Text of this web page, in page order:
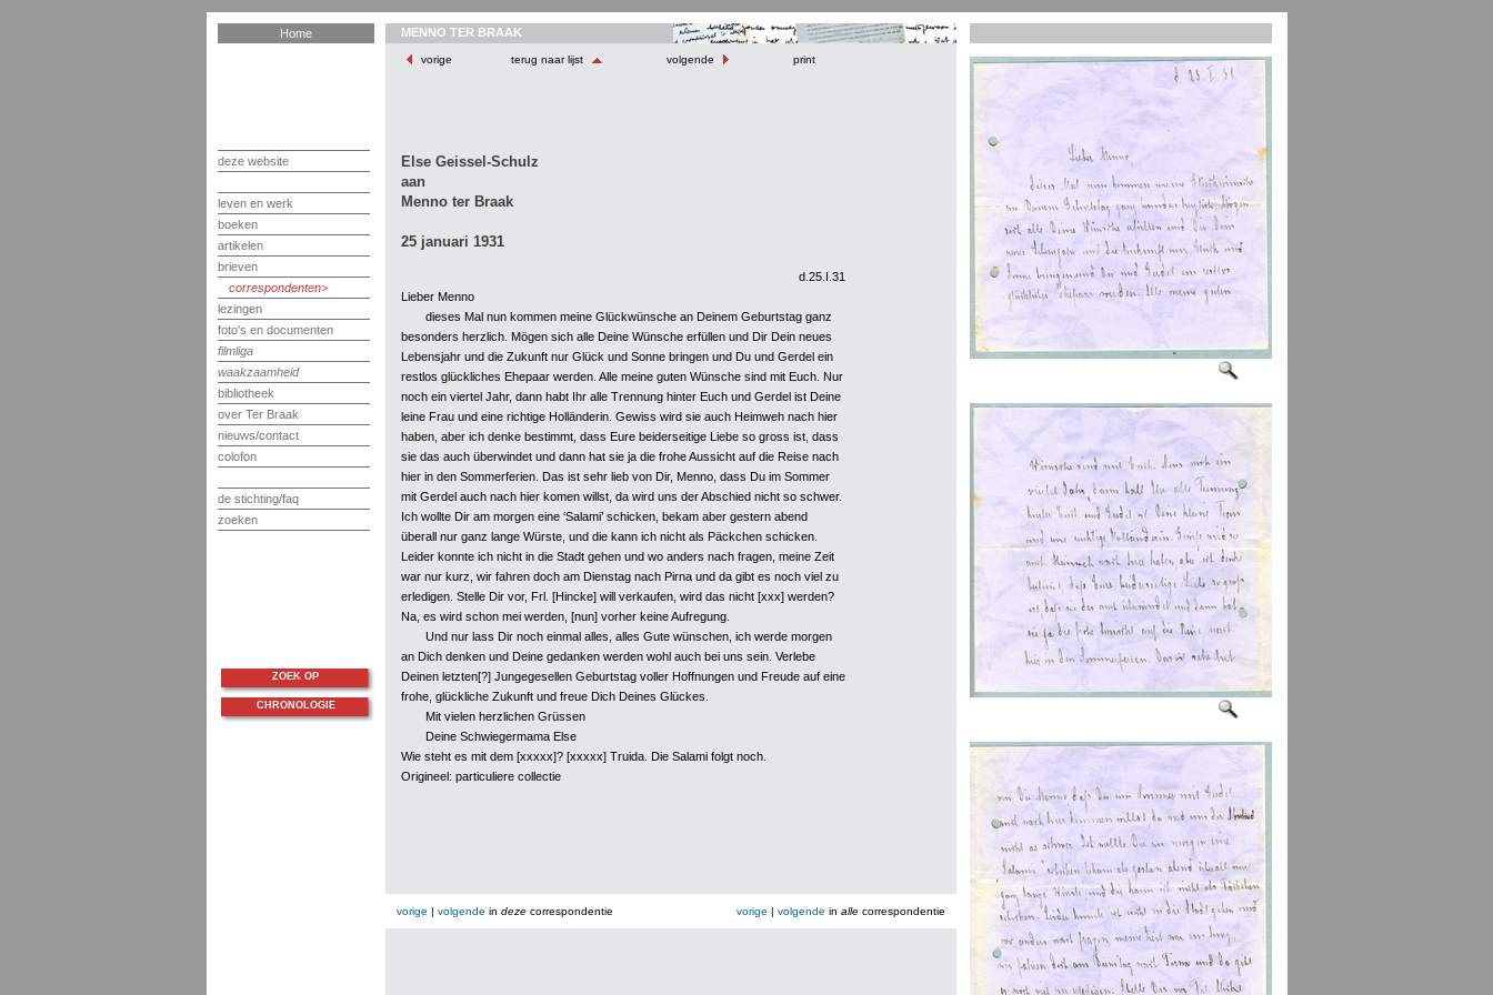
Home
deze website
leven en werk
boeken
artikelen
brieven
correspondenten
lezingen
foto's en documenten
filmliga
waakzaamheid
bibliotheek
over Ter Braak
nieuws/contact
colofon
de stichting/faq
zoeken
MENNO TER BRAAK
vorige terug naar lijst volgende print
Else Geissel-Schulz
aan
Menno ter Braak
25 januari 1931
d.25.I.31
Lieber Menno
dieses Mal nun kommen meine Glückwünsche an Deinem Geburtstag ganz
besonders herzlich. Mögen sich alle Deine Wünsche erfüllen und Dir Dein neues
Lebensjahr und die Zukunft nur Glück und Sonne bringen und Du und Gerdel ein
restlos glückliches Ehepaar werden. Alle meine guten Wünsche sind mit Euch. Nur
noch ein viertel Jahr, dann habt Ihr alle Trennung hinter Euch und Gerdel ist Deine
leine Frau und eine richtige Holländerin. Gewiss wird sie auch Heimweh nach hier
haben, aber ich denke bestimmt, dass Eure beiderseitige Liebe so gross ist, dass
sie das auch überwindet und dann hat sie ja die frohe Aussicht auf die Reise nach
hier in den Sommerferien. Das ist sehr lieb von Dir, Menno, dass Du im Sommer
mit Gerdel auch nach hier komen willst, da wird uns der Abschied nicht so schwer.
Ich wollte Dir am morgen eine ‘Salami’ schicken, bekam aber gestern abend
überall nur ganz lange Würste, und die kann ich nicht als Päckchen schicken.
Leider konnte ich nicht in die Stadt gehen und wo anders nach fragen, meine Zeit
war nur kurz, wir fahren doch am Dienstag nach Pirna und da gibt es noch viel zu
erledigen. Stelle Dir vor, Frl. [Hincke] will verkaufen, wird das nicht [xxx] werden?
Na, es wird schon mei werden, [nun] vorher keine Aufregung.
Und nur lass Dir noch einmal alles, alles Gute wünschen, ich werde morgen
an Dich denken und Deine gedanken werden wohl auch bei uns sein. Verlebe
Deinen letzten[?] Jungegesellen Geburtstag voller Hoffnungen und Freude auf eine
frohe, glückliche Zukunft und freue Dich Deines Glückes.
Mit vielen herzlichen Grüssen
Deine Schwiegermama Else
Wie steht es mit dem [xxxxx]? [xxxxx] Truida. Die Salami folgt noch.
Origineel: particuliere collectie
vorige | volgende in dezecorrespondentie vorige | volgende in allecorrespondentie
ZOEK OP
CHRONOLOGIE